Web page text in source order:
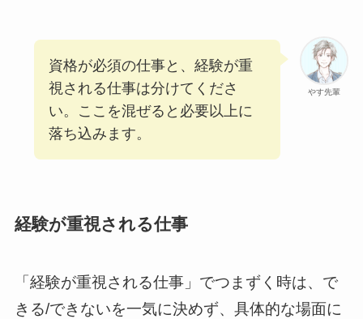
やす先輩
資格が必須の仕事と、経験が重
視される仕事は分けてくださ
い。ここを混ぜると必要以上に
落ち込みます。
経験が重視される仕事
「経験が重視される仕事」でつまずく時は、で
きる/できないを一気に決めず、具体的な場面に